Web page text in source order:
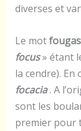
diverses et
Le mot
focus» étant
la cendre). En
focacia. A
sont les
premier pour